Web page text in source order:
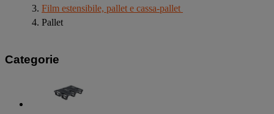
Film estensibile, pallet e cassa-pallet
Pallet
Categorie